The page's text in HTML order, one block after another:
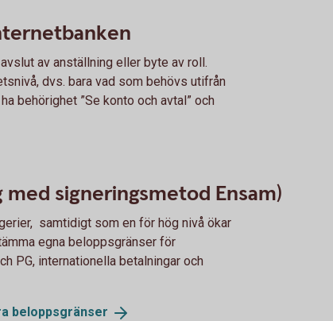
av anställning eller byte av roll.
dvs. bara vad som behövs utifrån
behörighet ”Se konto och avtal” och
signeringsmetod Ensam)
samtidigt som en för hög nivå ökar
egna beloppsgränser för
PG, internationella betalningar och
beloppsgränser